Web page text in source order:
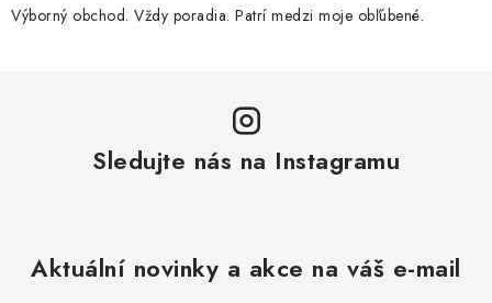
Výborný obchod. Vždy poradia. Patrí medzi moje obľúbené.
Sledujte nás na Instagramu
Aktuální novinky a akce na váš e-mail